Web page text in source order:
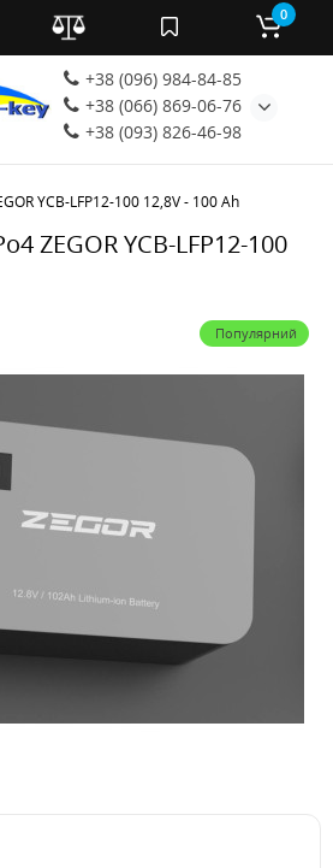
+38 (096) 984-84-85
+38 (066) 869-06-76
+38 (093) 826-46-98
0
YCB-LFP12-100 12,8V - 100 Ah
ZEGOR YCB-LFP12-100
Популярний